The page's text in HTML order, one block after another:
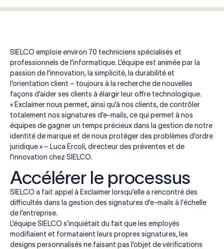
SIELCO emploie environ 70 techniciens spécialisés et
professionnels de l’informatique. L’équipe est animée par la
passion de l’innovation, la simplicité, la durabilité et
l’orientation client – toujours à la recherche de nouvelles
façons d’aider ses clients à élargir leur offre technologique.
« Exclaimer nous permet, ainsi qu’à nos clients, de contrôler
totalement nos signatures d’e-mails, ce qui permet à nos
équipes de gagner un temps précieux dans la gestion de notre
identité de marque et de nous protéger des problèmes d’ordre
juridique » – Luca Ercoli, directeur des préventes et de
l’innovation chez SIELCO.
Accélérer le processus
SIELCO a fait appel à Exclaimer lorsqu’elle a rencontré des
difficultés dans la gestion des signatures d’e-mails à l'échelle
de l’entreprise.
L’équipe SIELCO s’inquiétait du fait que les employés
modifiaient et formataient leurs propres signatures, les
designs personnalisés ne faisant pas l’objet de vérifications